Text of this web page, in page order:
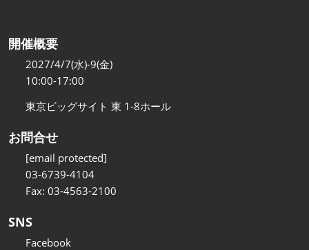
開催概要
2027/4/7(水)-9(金)
10:00-17:00
東京ビッグサイト 東 1-8ホール
お問合せ
[email protected]
03-6739-4104
Fax: 03-4563-2100
SNS
Facebook